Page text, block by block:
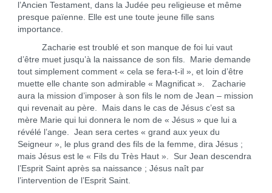
l’Ancien Testament, dans la Judée peu religieuse et même
presque païenne. Elle est une toute jeune fille sans
importance.
Zacharie est troublé et son manque de foi lui vaut
d’être muet jusqu’à la naissance de son fils. Marie demande
tout simplement comment « cela se fera-t-il », et loin d’être
muette elle chante son admirable « Magnificat ». Zacharie
aura la mission d’imposer à son fils le nom de Jean – mission
qui revenait au père. Mais dans le cas de Jésus c’est sa
mère Marie qui lui donnera le nom de « Jésus » que lui a
révélé l’ange. Jean sera certes « grand aux yeux du
Seigneur », le plus grand des fils de la femme, dira Jésus ;
mais Jésus est le « Fils du Très Haut ». Sur Jean descendra
l’Esprit Saint après sa naissance ; Jésus naît par
l’intervention de l’Esprit Saint.